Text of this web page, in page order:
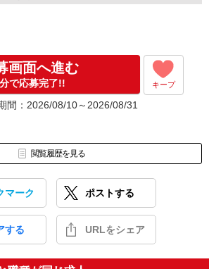
事の中から、あなたにピッタリのお仕事を
で気になる事はしっかりチェック！
勤務も可能です！
画面へ進む
で応募完了!! キープ
間：2026/08/10～2026/08/31
閲覧履歴を見る
マーク ポストする
する URLをシェア